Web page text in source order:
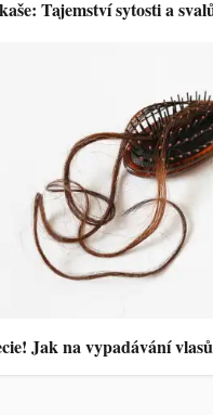
Tajemství sytosti a
Jak na vypadávání